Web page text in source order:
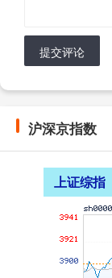
提交评论
沪深京指数
上证综指